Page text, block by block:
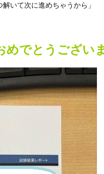
いて次に進めちゃうから」
めでとうござい